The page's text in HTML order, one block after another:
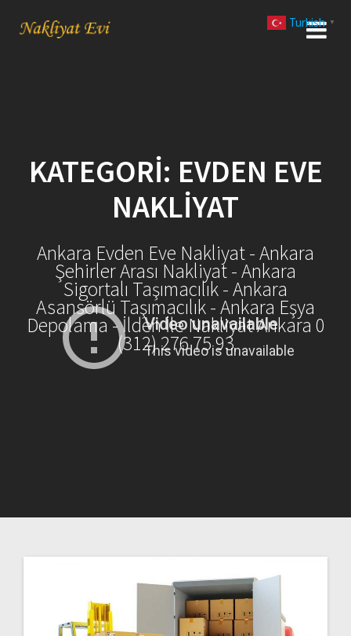
KATEGORI: EVDEN EVE
NAKLIYAT
Ankara Evden Eve Nakliyat - Ankara
Şehirler Arası Nakliyat - Ankara
Sigortalı Taşımacılık - Ankara
Asansörlü Taşımacılık - Ankara Eşya
Depolama - İlden İle Nakliyat Ankara 0
(312) 276 75 93
Turkish ▼